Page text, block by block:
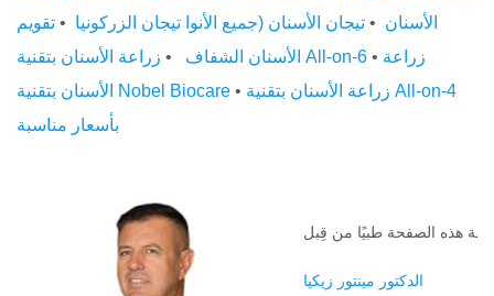
الأسنان • تيجان الأسنان (جميع الأنوا تيجان الزركونيا • تقويم
الأسنان الشفاف
• زراعة الأسنان بتقنية All-on-6 • زراعة
الأسنان بتقنية Nobel Biocare • زراعة الأسنان بتقنية All-on-4
بأسعار مناسبة
هذه الصفحة طبيًا من قِبل
الدكتور مينتور زيكيا